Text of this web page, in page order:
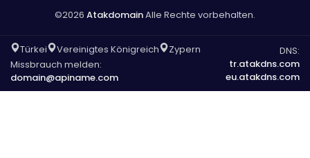
©2026 AtakdomainAlle Rechte vorbehalten.
Türkei Vereinigtes Königreich
Zypern
Missbrauch melden:
domain@apiname.com
DNS:
tr.atakdns.com
eu.atakdns.com